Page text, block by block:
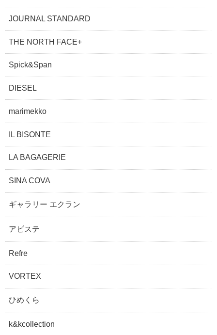
JOURNAL STANDARD
THE NORTH FACE+
Spick&Span
DIESEL
marimekko
IL BISONTE
LA BAGAGERIE
SINA COVA
ギャラリー エクラン
アビステ
Refre
VORTEX
ひめくら
k&kcollection